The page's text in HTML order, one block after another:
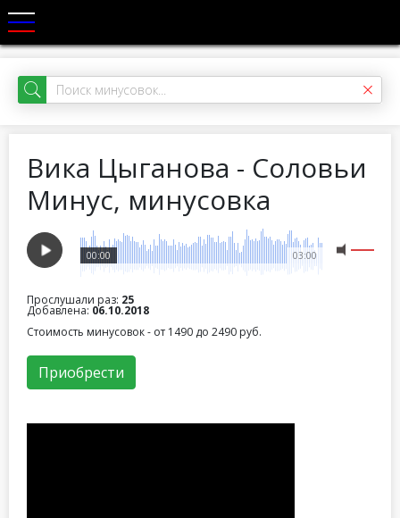
Вика Цыганова - Соловьи
Минус, минусовка
03:00
00:00
Прослушали раз: 25
Добавлена: 06.10.2018
Стоимость минусовок - от 1490 до 2490 руб.
Приобрести